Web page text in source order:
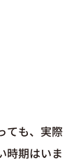
ても、実際
時期はいま